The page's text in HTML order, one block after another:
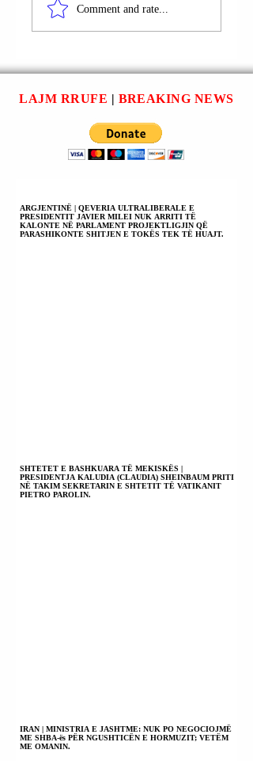
DANLLD TRAMP
DITOR ËSHTË
PLANIFIKUAR
GJITHASHTU
SHKËMBIMI I 1000
TË BURGOSURVE
PËR SECILIN
Comment and rate...
LAJM RRUFE | BREAKING NEWS
ARGJENTINË | QEVERIA ULTRALIBERALE E
PRESIDENTIT JAVIER MILEI NUK ARRITI TË
KALONTE NË PARLAMENT PROJEKTLIGJIN QË
PARASHIKONTE SHITJEN E TOKËS TEK TË HUAJT.
SHTETET E BASHKUARA TË MEKISKËS |
PRESIDENTJA KALUDIA (CLAUDIA) SHEINBAUM PRITI
NË TAKIM SEKRETARIN E SHTETIT TË VATIKANIT
PIETRO PAROLIN.
IRAN | MINISTRIA E JASHTME: NUK PO NEGOCIOJMË
ME SHBA-ës PËR NGUSHTICËN E HORMUZIT; VETËM
ME OMANIN.